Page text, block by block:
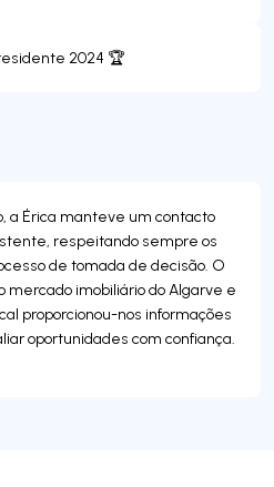
2024 🏆
a Érica manteve um contacto
respeitando sempre os
de tomada de decisão. O
mercado imobiliário do Algarve e
proporcionou-nos informações
oportunidades com confiança.